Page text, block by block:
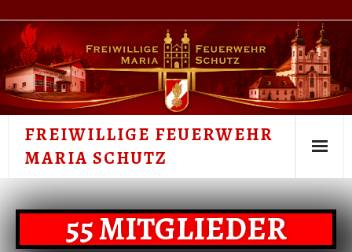
FREIWILLIGE FEUERWEHR
MARIA SCHUTZ
UNSERE FEUERWEHR
FEUERWEHRJUGEND
55 MITGLIEDER